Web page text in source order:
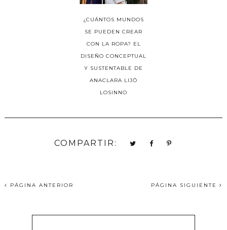
¿CUÁNTOS MUNDOS
SE PUEDEN CREAR
CON LA ROPA? EL
DISEÑO CONCEPTUAL
Y SUSTENTABLE DE
ANACLARA LIJÓ
LOSINNO
COMPARTIR:
PÁGINA ANTERIOR PÁGINA SIGUIENTE